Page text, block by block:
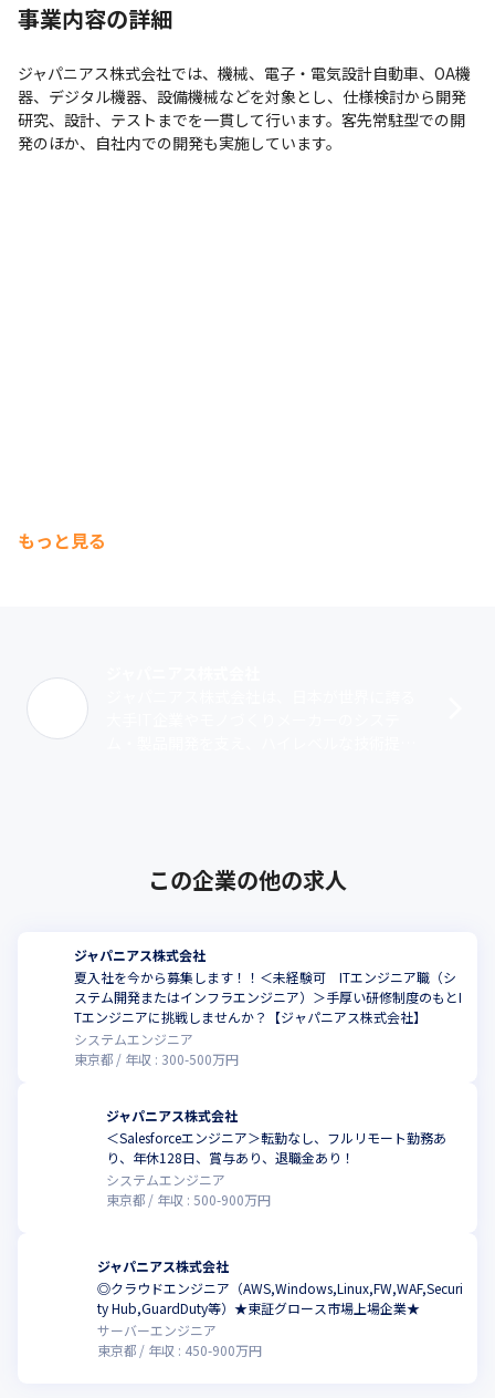
事業内容の詳細
ジャパニアス株式会社では、機械、電子・電気設計自動車、OA機
器、デジタル機器、設備機械などを対象とし、仕様検討から開発
研究、設計、テストまでを一貫して行います。客先常駐型での開
発のほか、自社内での開発も実施しています。
もっと見る
この企業の他の求人
ジャパニアス株式会社
夏入社を今から募集します！！＜未経験可 ITエンジニア職（シ
ステム開発またはインフラエンジニア）＞手厚い研修制度のもとI
Tエンジニアに挑戦しませんか？【ジャパニアス株式会社】
システムエンジニア
東京都
年収 : 300-500万円
ジャパニアス株式会社
＜Salesforceエンジニア＞転勤なし、フルリモート勤務あ
り、年休128日、賞与あり、退職金あり！
システムエンジニア
東京都
年収 : 500-900万円
ジャパニアス株式会社
◎クラウドエンジニア（AWS,Windows,Linux,FW,WAF,Securi
ty Hub,GuardDuty等）★東証グロース市場上場企業★
サーバーエンジニア
東京都
年収 : 450-900万円